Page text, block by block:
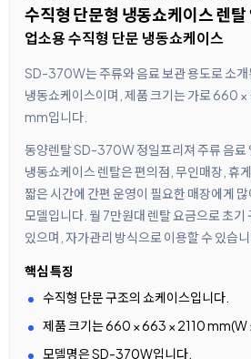
수직형 단문형 냉동쇼케이스 렌탈
업소용 수직형 단문 냉동쇼케이스
SD-370W는 주류와 음료 보관 용도로 소개
냉동쇼케이스이며, 제품 크기는 가로 660
mm입니다.
동양렌탈 SD-370W 정일프리져 주류 음료
냉동쇼케이스 렌탈은 편의점, 무인매장, 휴
짧은 시간에 간편 운영이 필요한 매장에게
모델입니다. 월 7만원대 렌탈 요금으로 초기
있으며, 자가관리 방식으로 이용할 수 있습니
핵심 특징
수직형 단문 구조의 쇼케이스입니다.
제품 크기는 660 × 663 × 2110 mm(W
모델명은 SD-370W입니다.